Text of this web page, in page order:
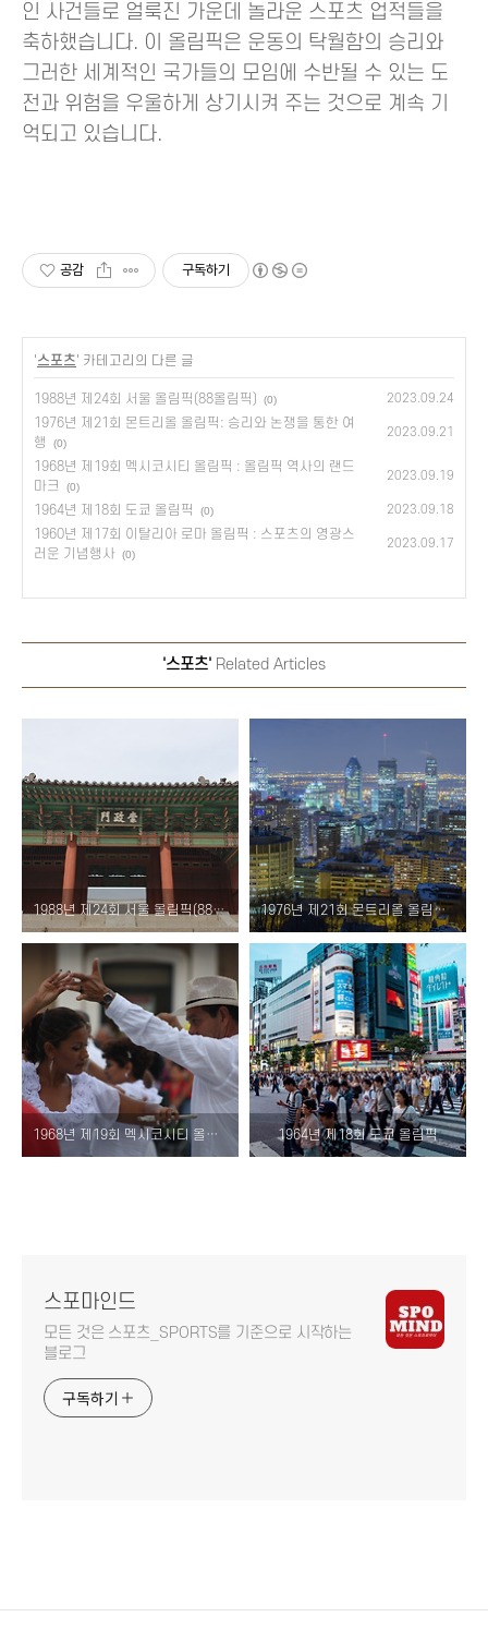
인 사건들로 얼룩진 가운데 놀라운 스포츠 업적들을
축하했습니다. 이 올림픽은 운동의 탁월함의 승리와
그러한 세계적인 국가들의 모임에 수반될 수 있는 도
전과 위험을 우울하게 상기시켜 주는 것으로 계속 기
억되고 있습니다.
공감 구독하기
'스포츠' 카테고리의 다른 글
1988년 제24회 서울 올림픽(88올림픽) (0) 2023.09.24
1976년 제21회 몬트리올 올림픽: 승리와 논쟁을 통한 여
행
(0)
2023.09.21
1968년 제19회 멕시코시티 올림픽 : 올림픽 역사의 랜드
마크
(0)
2023.09.19
1964년 제18회 도쿄 올림픽 (0) 2023.09.18
1960년 제17회 이탈리아 로마 올림픽 : 스포츠의 영광스
러운 기념행사
(0)
2023.09.17
'스포츠' Related Articles
1988년 제24회 서울 올림픽(88올림픽) 1976년 제21회 몬트리올 올림픽: 승리와 논쟁을 통한 여행
1968년 제19회 멕시코시티 올림픽 : 올림픽 역사의 랜드마크 1964년 제18회 도쿄 올림픽
스포마인드
모든 것은 스포츠_SPORTS를 기준으로 시작하는
블로그
구독하기